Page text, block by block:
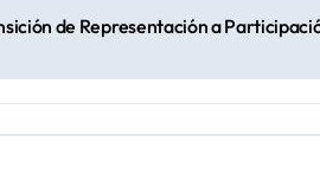
de Representación a